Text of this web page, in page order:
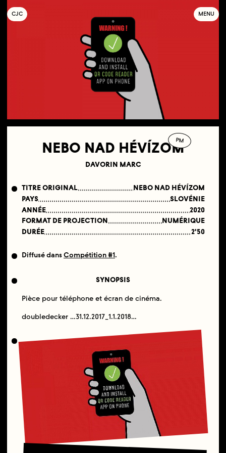
COLLECTIF
JEUNE
C INÉMA MENU
NEBO NAD HÉVÍZOM
DAVORIN MARC
PM
TITRE ORIGINAL
NEBO NAD HÉVÍZOM
PAYS
SLOVÉNIE
ANNÉE
2020
FORMAT DE PROJECTION
NUMÉRIQUE
DURÉE
2'50
Diffusé dansCompétition #1.
SYNOPSIS
Pièce pour téléphone et écran de cinéma.
doubledecker …31.12.2017_1.1.2018…